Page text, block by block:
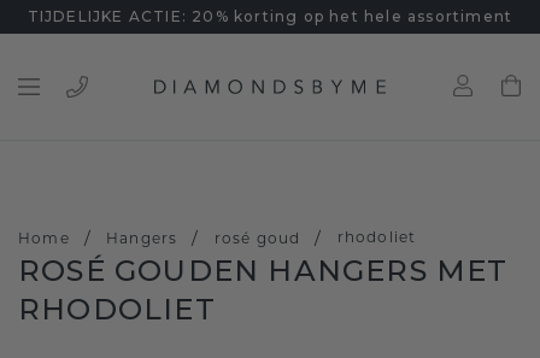
TIJDELIJKE ACTIE: 20% korting op het hele assortiment
Home / Hangers / rosé goud / rhodoliet
ROSÉ GOUDEN HANGERS MET
RHODOLIET